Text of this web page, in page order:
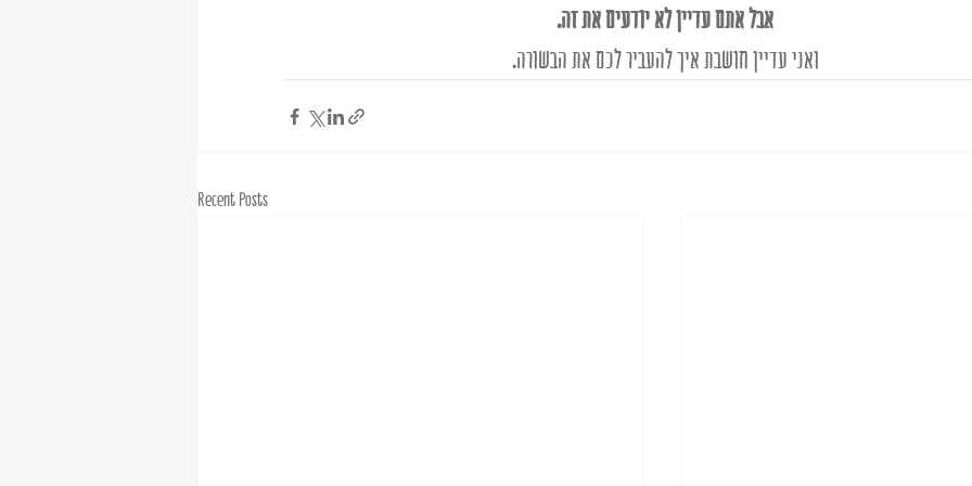
אבל אתם עדיין לא יודעים את זה.
ואני עדיין חושבת איך להעביר לכם את הבשורה.
Recent Posts